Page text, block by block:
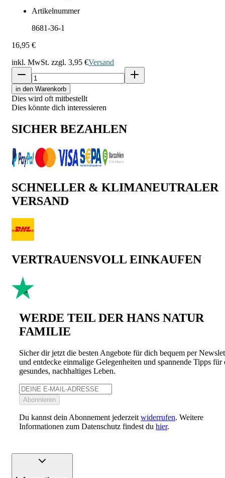
Artikelnummer
8681-36-1
16,95 €
inkl. MwSt. zzgl. 3,95 €Versand
in den Warenkorb
Dies wird oft mitbestellt
Dies könnte dich interessieren
SICHER BEZAHLEN
SCHNELLER & KLIMANEUTRALER
VERSAND
VERTRAUENSVOLL EINKAUFEN
WERDE TEIL DER HANS NATUR
FAMILIE
Sicher dir jetzt die besten Angebote für dich bequem per
und entdecke einmalige Gelegenheiten und spannende Tipps für
gesundes, nachhaltiges Leben.
Abonnieren
Du kannst dein Abonnement jederzeit widerrufen. Weitere
Informationen zum Datenschutz findest du hier.